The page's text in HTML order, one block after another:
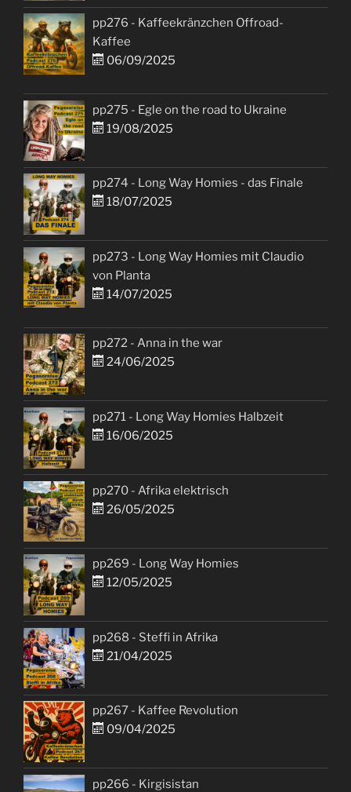
pp276 - Kaffeekränzchen Offroad-
Kaffee
06/09/2025
pp275 - Egle on the road to Ukraine
19/08/2025
pp274 - Long Way Homies - das Finale
18/07/2025
pp273 - Long Way Homies mit Claudio
von Planta
14/07/2025
pp272 - Anna in the war
24/06/2025
pp271 - Long Way Homies Halbzeit
16/06/2025
pp270 - Afrika elektrisch
26/05/2025
pp269 - Long Way Homies
12/05/2025
pp268 - Steffi in Afrika
21/04/2025
pp267 - Kaffee Revolution
09/04/2025
pp266 - Kirgisistan